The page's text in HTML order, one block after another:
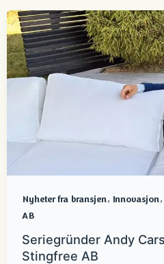
Nyheter fra bransjen, Innovasjon,
AB
Seriegründer Andy
Stingfree AB